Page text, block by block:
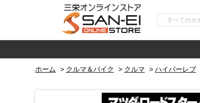
ホーム > クルマ＆バイク > クルマ > ハイパーレブ